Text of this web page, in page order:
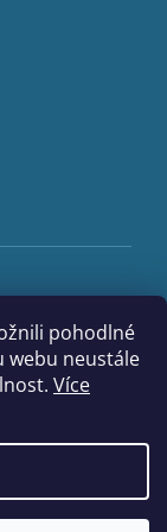
pohodlné
webu neustále
Více